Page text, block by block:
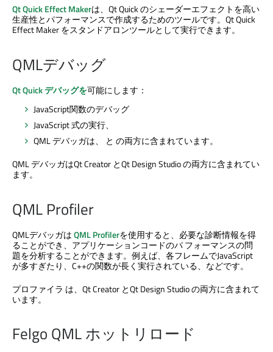
Qt QuickEffect Makerは、 Qt Quickのシェーダーエフェクトを高い
生産性とパフォーマンスで作成するためのツールです。 Qt Quick
Effect Maker をスタンドアロンツールとして実行できます。
QMLデバッグ
Qt Quickデバッグを可能にします：
JavaScript関数のデバッグ
JavaScript 式の実行、
QML デバッガは、 と の両方に含まれています。
QML デバッガはQt Creator とQt Design Studioの両方に含まれてい
ます。
QML Profiler
QMLデバッガはQML Profilerを使用すると、必要な診断情報を得
ることができ、アプリケーションコードのパ フォーマンスの問
題を分析することができます。例えば、各フレームでJavaScript
が多すぎたり、C++の関数が長く実行されている、などです。
プロファイラ は、 Qt Creator とQt Design Studioの両方に含まれて
います。
Felgo QML ホットリロード